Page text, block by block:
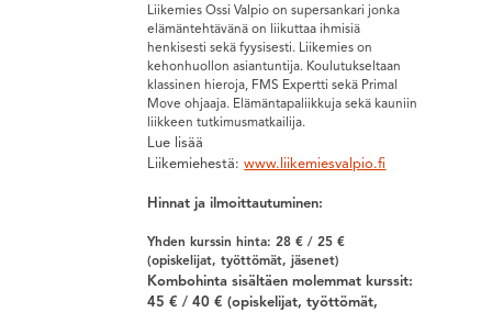
Liikemies Ossi Valpio on supersankari jonka
elämäntehtävänä on liikuttaa ihmisiä
henkisesti sekä fyysisesti. Liikemies on
kehonhuollon asiantuntija. Koulutukseltaan
klassinen hieroja, FMS Expertti sekä Primal
Move ohjaaja. Elämäntapaliikkuja sekä kauniin
liikkeen tutkimusmatkailija.
Lue lisää
Liikemiehestä:www.liikemiesvalpio.fi
Hinnat ja ilmoittautuminen:
Yhden kurssin hinta: 28 € / 25 €
(opiskelijat, työttömät, jäsenet)
Kombohinta sisältäen molemmat kurssit:
45 € / 40 € (opiskelijat, työttömät,